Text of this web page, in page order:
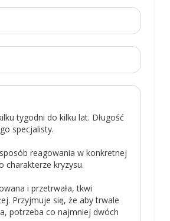
tygodni do kilku lat. Długość
specjalisty.
reagowania w konkretnej
charakterze kryzysu.
i przetrwała, tkwi
Przyjmuje się, że aby trwale
potrzeba co najmniej dwóch